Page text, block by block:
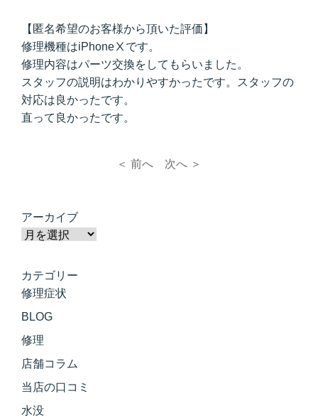
【匿名希望のお客様から頂いた評価】
修理機種はiPhoneⅩです。
修理内容はパーツ交換をしてもらいました。
スタッフの説明はわかりやすかったです。スタッフの
対応は良かったです。
直って良かったです。
＜ 前へ 次へ ＞
アーカイブ
カテゴリー
修理症状
BLOG
修理
店舗コラム
当店の口コミ
水没